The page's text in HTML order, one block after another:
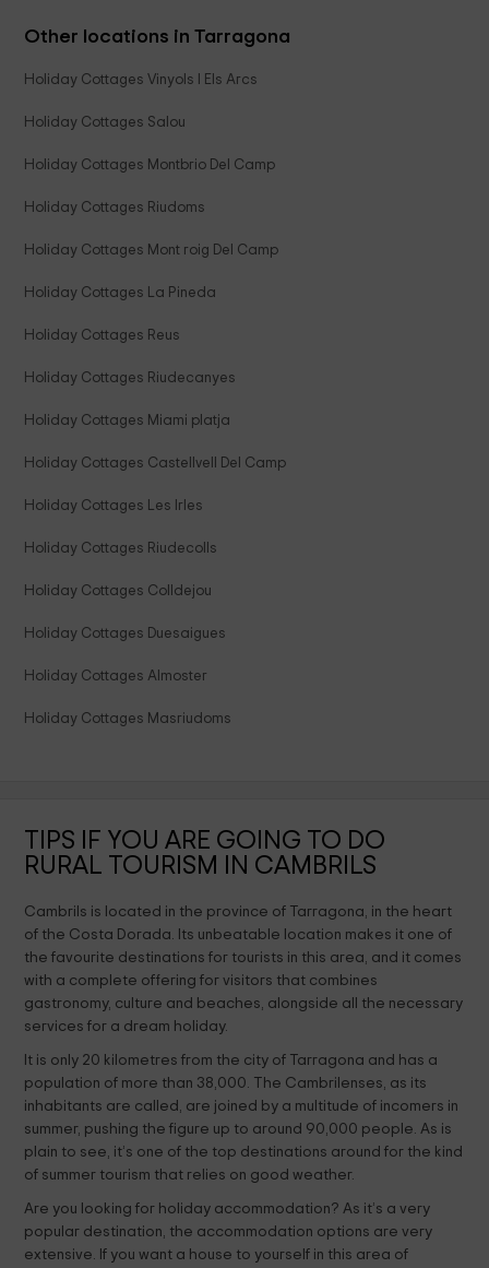
Other locations in Tarragona
Holiday Cottages Vinyols I Els Arcs
Holiday Cottages Salou
Holiday Cottages Montbrio Del Camp
Holiday Cottages Riudoms
Holiday Cottages Mont roig Del Camp
Holiday Cottages La Pineda
Holiday Cottages Reus
Holiday Cottages Riudecanyes
Holiday Cottages Miami platja
Holiday Cottages Castellvell Del Camp
Holiday Cottages Les Irles
Holiday Cottages Riudecolls
Holiday Cottages Colldejou
Holiday Cottages Duesaigues
Holiday Cottages Almoster
Holiday Cottages Masriudoms
TIPS IF YOU ARE GOING TO DO
RURAL TOURISM IN CAMBRILS
Cambrils is located in the province of Tarragona, in the heart
of the Costa Dorada. Its unbeatable location makes it one of
the favourite destinations for tourists in this area, and it comes
with a complete offering for visitors that combines
gastronomy, culture and beaches, alongside all the necessary
services for a dream holiday.
It is only 20 kilometres from the city of Tarragona and has a
population of more than 38,000. The Cambrilenses, as its
inhabitants are called, are joined by a multitude of incomers in
summer, pushing the figure up to around 90,000 people. As is
plain to see, it’s one of the top destinations around for the kind
of summer tourism that relies on good weather.
Are you looking for holiday accommodation? As it’s a very
popular destination, the accommodation options are very
extensive. If you want a house to yourself in this area of